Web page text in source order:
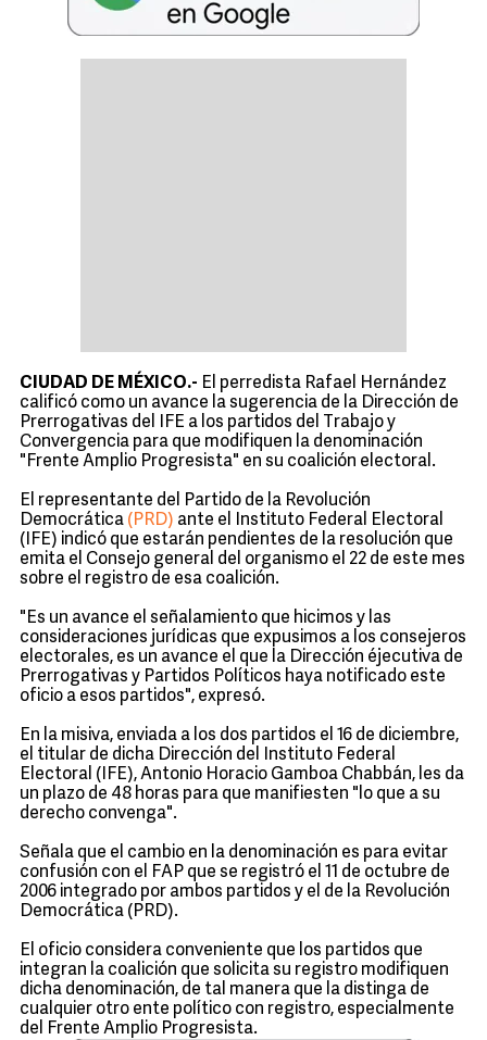
CIUDAD DE MÉXICO.- El perredista Rafael Hernández
calificó como un avance la sugerencia de la Dirección de
Prerrogativas del IFE a los partidos del Trabajo y
Convergencia para que modifiquen la denominación
"Frente Amplio Progresista" en su coalición electoral.
El representante del Partido de la Revolución
Democrática (PRD) ante el Instituto Federal Electoral
(IFE) indicó que estarán pendientes de la resolución que
emita el Consejo general del organismo el 22 de este mes
sobre el registro de esa coalición.
"Es un avance el señalamiento que hicimos y las
consideraciones jurídicas que expusimos a los consejeros
electorales, es un avance el que la Dirección éjecutiva de
Prerrogativas y Partidos Políticos haya notificado este
oficio a esos partidos", expresó.
En la misiva, enviada a los dos partidos el 16 de diciembre,
el titular de dicha Dirección del Instituto Federal
Electoral (IFE), Antonio Horacio Gamboa Chabbán, les da
un plazo de 48 horas para que manifiesten "lo que a su
derecho convenga".
Señala que el cambio en la denominación es para evitar
confusión con el FAP que se registró el 11 de octubre de
2006 integrado por ambos partidos y el de la Revolución
Democrática (PRD).
El oficio considera conveniente que los partidos que
integran la coalición que solicita su registro modifiquen
dicha denominación, de tal manera que la distinga de
cualquier otro ente político con registro, especialmente
del Frente Amplio Progresista.